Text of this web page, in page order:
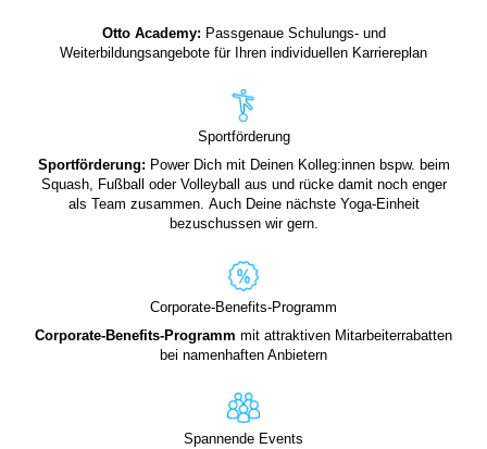
Otto Academy: Passgenaue Schulungs- und
Weiterbildungsangebote für Ihren individuellen Karriereplan
Sportförderung
Sportförderung: Power Dich mit Deinen Kolleg:innen bspw. beim
Squash, Fußball oder Volleyball aus und rücke damit noch enger
als Team zusammen. Auch Deine nächste Yoga-Einheit
bezuschussen wir gern.
Corporate-Benefits-Programm
Corporate-Benefits-Programm mit attraktiven Mitarbeiterrabatten
bei namenhaften Anbietern
Spannende Events